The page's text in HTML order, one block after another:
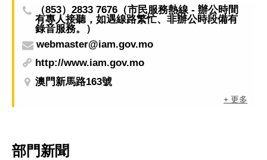
（853）2833 7676（市民服務熱線 - 辦公時間
有專人接聽，如遇線路繁忙、非辦公時段備有
錄音服務。）
webmaster@iam.gov.mo
http://www.iam.gov.mo
澳門新馬路163號
+ 更多
部門新聞